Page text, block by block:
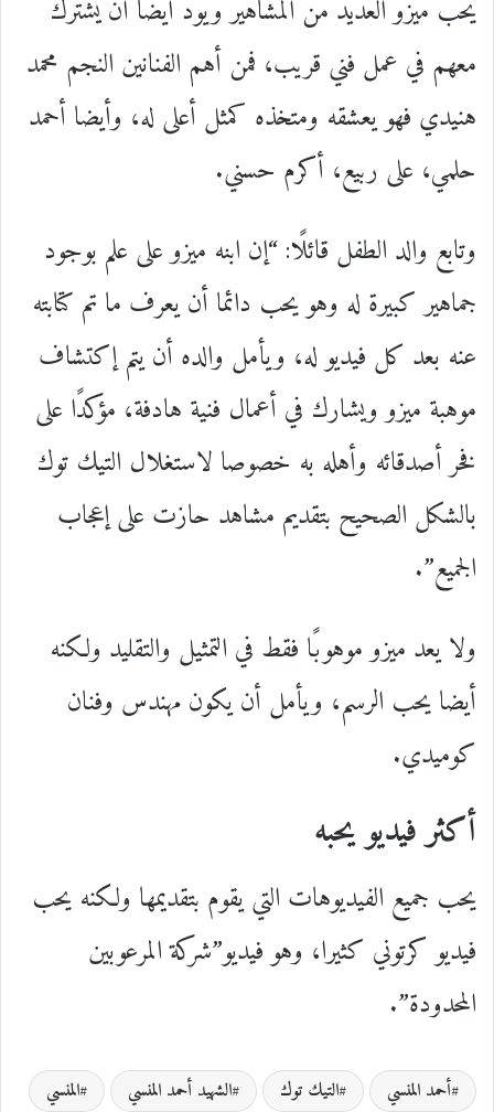
يحب ميزو العديد من المشاهير ويود أيضا أن يشترك
معهم في عمل فني قريب، فمن أهم الفنانين النجم محمد
هنيدي فهو يعشقه ومتخذه كمثل أعلى له، وأيضا أحمد
حلمي، على ربيع، أكرم حسني.
وتابع والد الطفل قائلًا: “إن ابنه ميزو على علم بوجود
جماهير كبيرة له وهو يحب دائما أن يعرف ما تم كتابته
عنه بعد كل فيديو له، ويأمل والده أن يتم إكتشاف
موهبة ميزو ويشارك في أعمال فنية هادفة، مؤكدًا على
فخر أصدقائه وأهله به خصوصا لاستغلال التيك توك
بالشكل الصحيح بتقديم مشاهد حازت على إعجاب
الجميع”.
ولا يعد ميزو موهوبًا فقط في التمثيل والتقليد ولكنه
أيضا يحب الرسم، ويأمل أن يكون مهندس وفنان
كوميدي.
أكثر فيديو يحبه
يحب جميع الفيديوهات التي يقوم بتقديمها ولكنه يحب
فيديو كرتوني كثيرا، وهو فيديو”شركة المرعوبين
المحدودة”.
أحمد المنسي التيك توك الشهيد أحمد المنسي
المنسي